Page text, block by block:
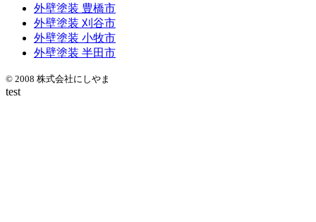
外壁塗装 豊橋市
外壁塗装 刈谷市
外壁塗装 小牧市
外壁塗装 半田市
© 2008 株式会社にしやま
test